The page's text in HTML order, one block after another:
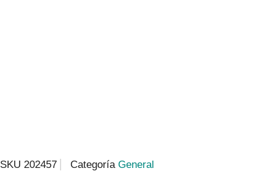
SKU 202457 Categoría General